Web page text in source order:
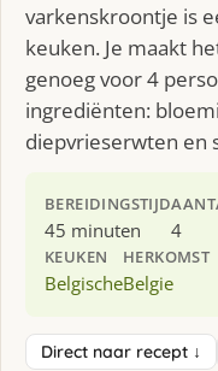
varkenskroontje is
keuken. Je maakt
genoeg voor 4
ingrediënten:
diepvrieserwten en
BEREIDINGSTIJD
45 minuten 4
KEUKEN
Belgische
HERKOMST
Belgie
Direct naar recept ↓